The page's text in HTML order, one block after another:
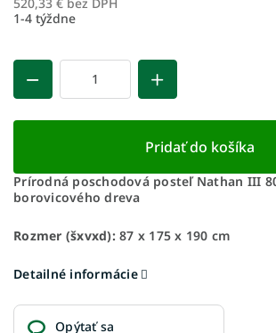
1-4 týždne
Pridať do košíka
Prírodná poschodová posteľ Nathan III
borovicového dreva
Rozmer (šxvxd): 87 x 175 x 190 cm
Detailné informácie
Opýtať sa